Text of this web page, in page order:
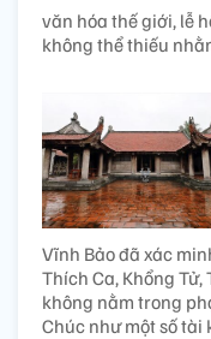
văn hóa thế giới, lễ
không thể thiếu
Vĩnh Bảo đã xác
Thích Ca, Khổng
không nằm trong
Chúc như một số tài